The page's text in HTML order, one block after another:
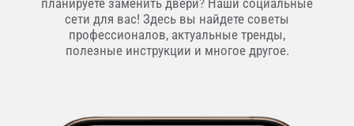
планируете заменить двери? Наши социальные
сети для вас! Здесь вы найдете советы
профессионалов, актуальные тренды,
полезные инструкции и многое другое.